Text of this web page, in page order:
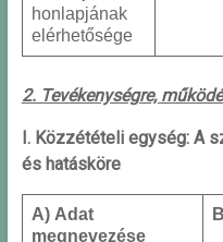
honlapjának
elérhetősége
2. Tevékenységre,
I. Közzétételi egység: A
és hatásköre
A) Adat
megnevezése